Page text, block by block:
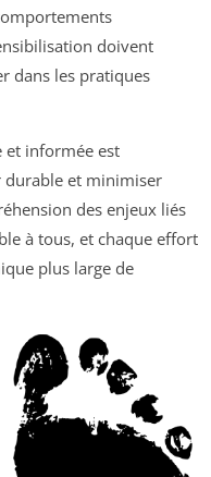
doivent
dans les pratiques
et informée est
durable et minimiser
des enjeux liés
à tous, et chaque effort
plus large de